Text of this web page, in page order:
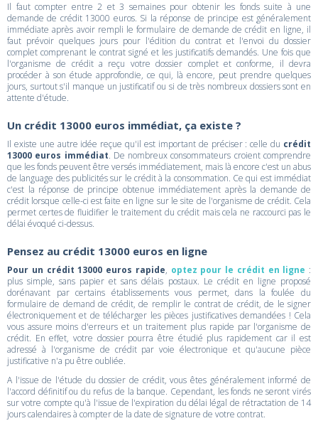
Il faut compter entre 2 et 3 semaines pour obtenir les fonds suite à une
demande de crédit 13000 euros. Si la réponse de principe est généralement
immédiate après avoir rempli le formulaire de demande de crédit en ligne, il
faut prévoir quelques jours pour l'édition du contrat et l'envoi du dossier
complet comprenant le contrat signé et les justificatifs demandés. Une fois que
l'organisme de crédit a reçu votre dossier complet et conforme, il devra
procéder à son étude approfondie, ce qui, là encore, peut prendre quelques
jours, surtout s'il manque un justificatif ou si de très nombreux dossiers sont en
attente d'étude.
Un crédit 13000 euros immédiat, ça existe ?
Il existe une autre idée reçue qu'il est important de préciser : celle du crédit
13000 euros immédiat. De nombreux consommateurs croient comprendre
que les fonds peuvent être versés immédiatement, mais là encore c'est un abus
de language des publicités sur le crédit à la consommation. Ce qui est immédiat
c'est la réponse de principe obtenue immédiatement après la demande de
crédit lorsque celle-ci est faite en ligne sur le site de l'organisme de crédit. Cela
permet certes de fluidifier le traitement du crédit mais cela ne raccourci pas le
délai évoqué ci-dessus.
Pensez au crédit 13000 euros en ligne
Pour un crédit 13000 euros rapide, optez pour le crédit en ligne :
plus simple, sans papier et sans délais postaux. Le crédit en ligne proposé
dorénavant par certains établissements vous permet, dans la foulée du
formulaire de demand de crédit, de remplir le contrat de crédit, de le signer
électroniquement et de télécharger les pièces justificatives demandées ! Cela
vous assure moins d'erreurs et un traitement plus rapide par l'organisme de
crédit. En effet, votre dossier pourra être étudié plus rapidement car il est
adressé à l'organisme de crédit par voie électronique et qu'aucune pièce
justificative n'a pu être oubliée.
A l'issue de l'étude du dossier de crédit, vous êtes généralement informé de
l'accord définitif ou du refus de la banque. Cependant, les fonds ne seront virés
sur votre compte qu'à l'issue de l'expiration du délai légal de rétractation de 14
jours calendaires à compter de la date de signature de votre contrat.